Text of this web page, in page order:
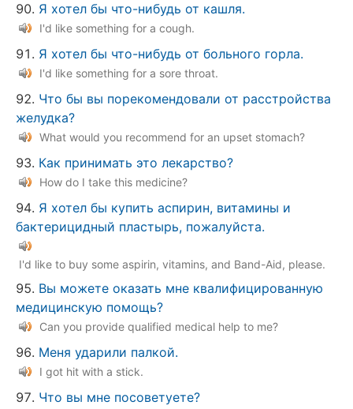
Я хотел бы что-нибудь от кашля.
I'd like something for a cough.
Я хотел бы что-нибудь от больного горла.
I'd like something for a sore throat.
Что бы вы порекомендовали от расстройства
желудка?
What would you recommend for an upset stomach?
Как принимать это лекарство?
How do I take this medicine?
Я хотел бы купить аспирин, витамины и
бактерицидный пластырь, пожалуйста.
I'd like to buy some aspirin, vitamins, and Band-Aid, please.
Вы можете оказать мне квалифицированную
медицинскую помощь?
Can you provide qualified medical help to me?
Меня ударили палкой.
I got hit with a stick.
Что вы мне посоветуете?